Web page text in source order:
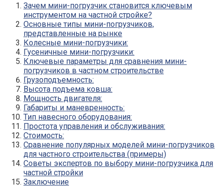
Зачем мини-погрузчик становится ключевым
инструментом на частной стройке?
Основные типы мини-погрузчиков,
представленные на рынке
Колесные мини-погрузчики:
Гусеничные мини-погрузчики:
Ключевые параметры для сравнения мини-
погрузчиков в частном строительстве
Грузоподъемность:
Высота подъема ковша:
Мощность двигателя:
Габариты и маневренность:
Тип навесного оборудования:
Простота управления и обслуживания:
Стоимость:
Сравнение популярных моделей мини-погрузчиков
для частного строительства (примеры)
Советы экспертов по выбору мини-погрузчика для
частной стройки
Заключение